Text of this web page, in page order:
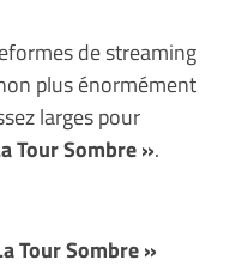
de streaming
plus énormément
larges pour
Tour Sombre ».
Tour Sombre »